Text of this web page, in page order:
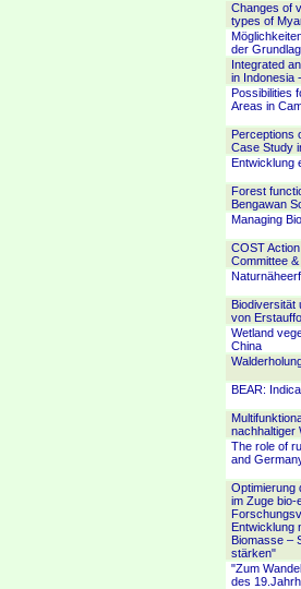
Changes of
types of
der
Integrated
in Indonesia
Possibilities
Areas in
Perceptions
Case Study
Entwicklung
Forest
Bengawan
Managing
COST
Committee
Biodiversität
von
Wetland
China
BEAR:
nachhaltiger
The role of
and
Optimierung
im Zuge
Entwicklung
Biomasse –
stärken"
"Zum
des